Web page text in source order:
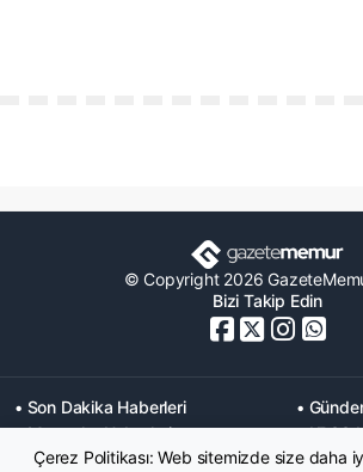
© Copyright 2026
Bizi Takip Edin
• Son Dakika Haberleri
•
• Memurlar Haberleri
• KPSS
• Ekonomi Haberleri
• Eğitim
Çerez Politikası: Web sitemizde size daha